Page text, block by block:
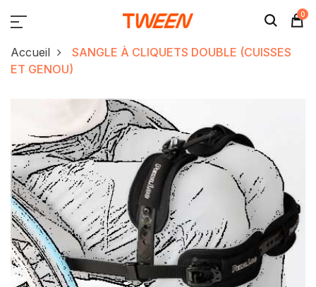
0
Accueil
SANGLE À CLIQUETS DOUBLE (CUISSES
ET GENOU)